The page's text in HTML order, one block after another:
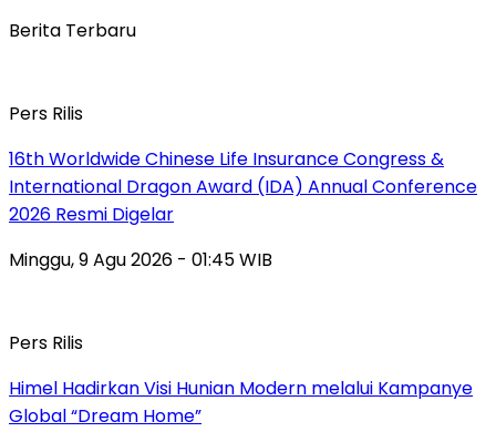
Berita Terbaru
Pers Rilis
16th Worldwide Chinese Life Insurance Congress &
International Dragon Award (IDA) Annual Conference
2026 Resmi Digelar
Minggu, 9 Agu 2026 - 01:45 WIB
Pers Rilis
Himel Hadirkan Visi Hunian Modern melalui Kampanye
Global “Dream Home”